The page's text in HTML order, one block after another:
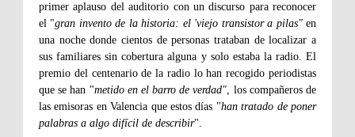
primer aplauso del auditorio con un discurso para reconocer
el "gran invento de la historia: el 'viejo transistor a pilas"en
una noche donde cientos de personas trataban de localizar a
sus familiares sin cobertura alguna y solo estaba la radio. El
premio del centenario de la radio lo han recogido periodistas
que se han "metido en el barro de verdad", los compañeros de
las emisoras en Valencia que estos días "han tratado de poner
palabras a algo difícil de describir".